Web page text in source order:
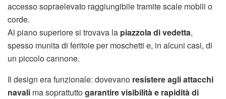
accesso sopraelevato raggiungibile tramite scale mobili o
corde.
Al piano superiore si trovava la piazzola di vedetta,
spesso munita di feritoie per moschetti e, in alcuni casi, di
un piccolo cannone.
Il design era funzionale: dovevano resistere agli attacchi
navali ma soprattuttogarantire visibilità e rapidità di